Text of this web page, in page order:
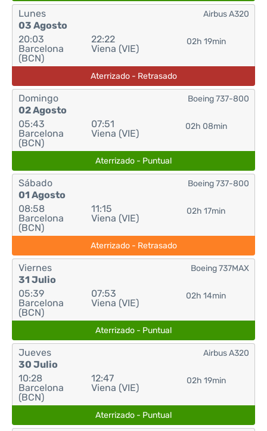
Lunes
03 Agosto
20:03
Barcelona
(BCN)
22:22
Viena (VIE)
02h 19min
Airbus A320
Aterrizado - Retrasado
Domingo
02 Agosto
05:43
Barcelona
(BCN)
07:51
Viena (VIE)
02h 08min
Boeing 737-800
Aterrizado - Puntual
Sábado
01 Agosto
08:58
Barcelona
(BCN)
11:15
Viena (VIE)
02h 17min
Boeing 737-800
Aterrizado - Retrasado
Viernes
31 Julio
05:39
Barcelona
(BCN)
07:53
Viena (VIE)
02h 14min
Boeing 737MAX
Aterrizado - Puntual
Jueves
30 Julio
10:28
Barcelona
(BCN)
12:47
Viena (VIE)
02h 19min
Airbus A320
Aterrizado - Puntual